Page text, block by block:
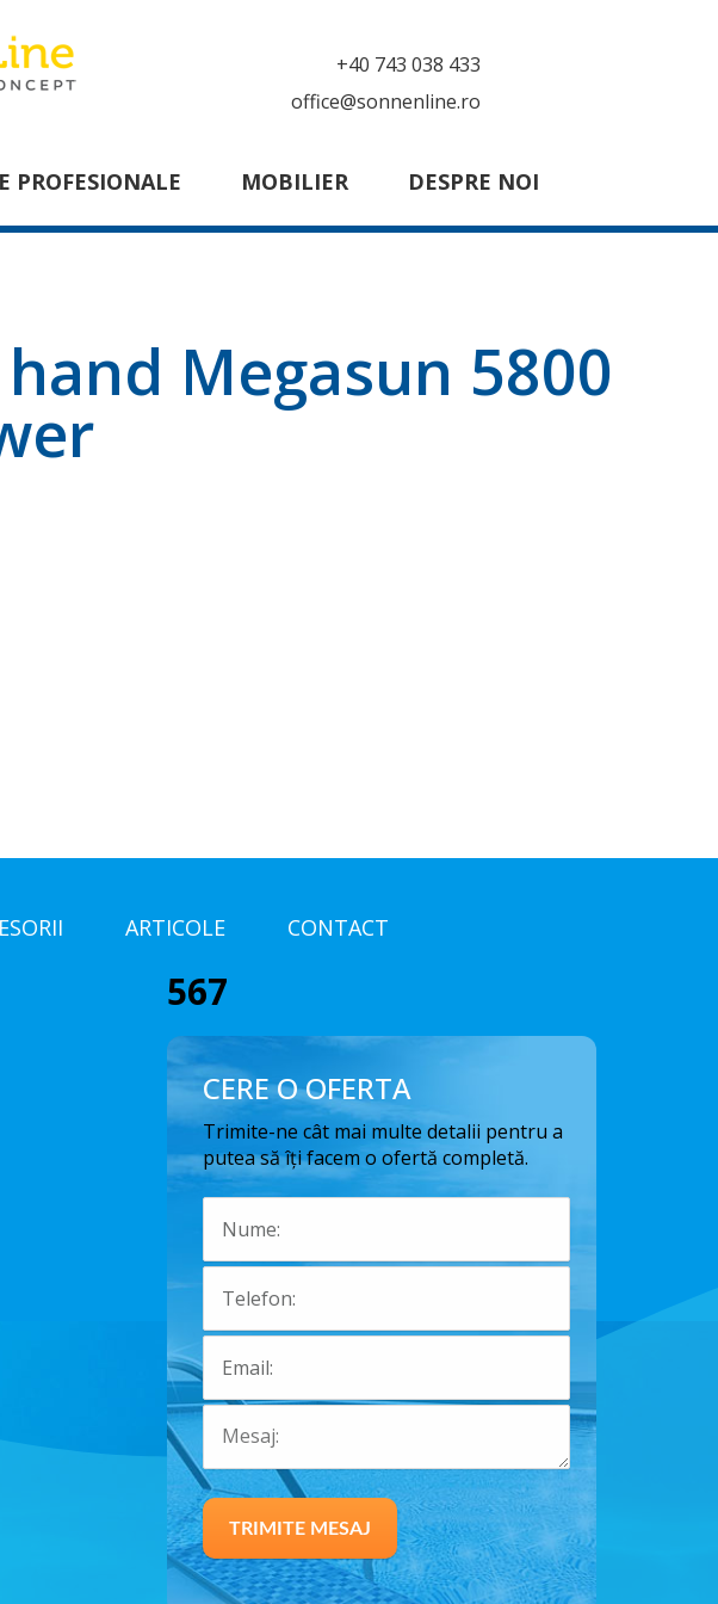
+40 743 038 433
office@sonnenline.ro
PROFESIONALE MOBILIER DESPRE NOI
Megasun 5800
ARTICOLE CONTACT
567
CERE O OFERTA
Trimite-ne cât mai multe detalii pentru a
putea să îți facem o ofertă completă.